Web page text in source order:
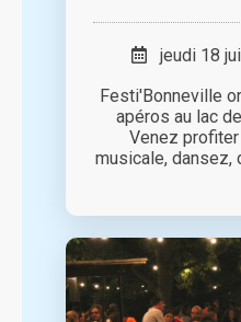
jeudi 18
Festi'Bonneville
apéros au lac
Venez
musicale, dansez,